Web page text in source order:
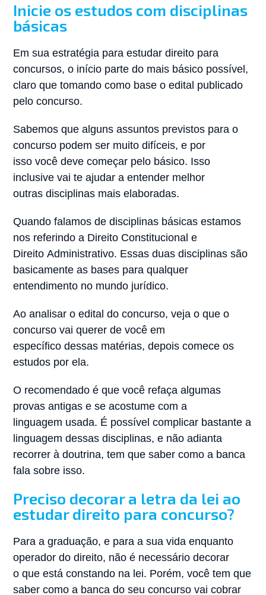
Inicie os estudos com disciplinas
básicas
Em sua estratégia para estudar direito para
concursos, o início parte do mais básico possível,
claro que tomando como base o edital publicado
pelo concurso.
Sabemos que alguns assuntos previstos para o
concurso podem ser muito difíceis, e por
isso você deve começar pelo básico. Isso
inclusive vai te ajudar a entender melhor
outras disciplinas mais elaboradas.
Quando falamos de disciplinas básicas estamos
nos referindo a Direito Constitucional e
Direito Administrativo. Essas duas disciplinas são
basicamente as bases para qualquer
entendimento no mundo jurídico.
Ao analisar o edital do concurso, veja o que o
concurso vai querer de você em
específico dessas matérias, depois comece os
estudos por ela.
O recomendado é que você refaça algumas
provas antigas e se acostume com a
linguagem usada. É possível complicar bastante a
linguagem dessas disciplinas, e não adianta
recorrer à doutrina, tem que saber como a banca
fala sobre isso.
Preciso decorar a letra da lei ao
estudar direito para concurso?
Para a graduação, e para a sua vida enquanto
operador do direito, não é necessário decorar
o que está constando na lei. Porém, você tem que
saber como a banca do seu concurso vai cobrar